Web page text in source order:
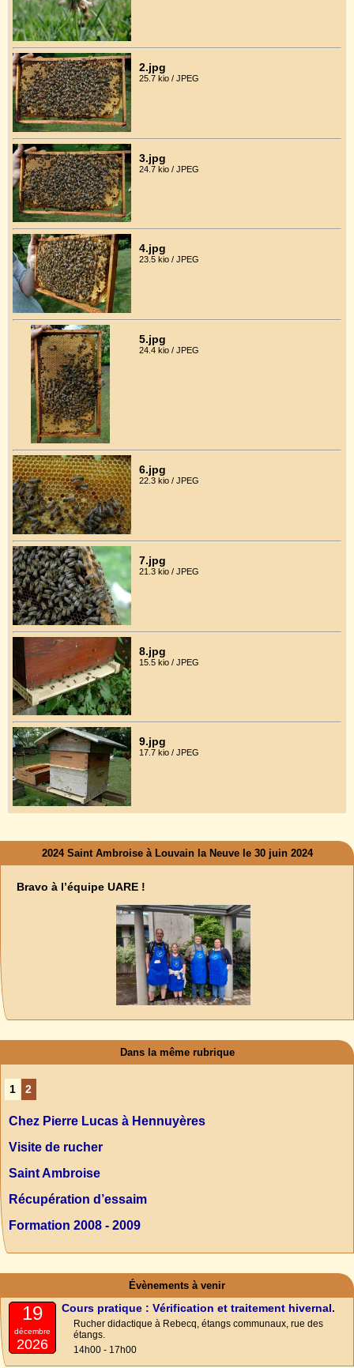
2.jpg
25.7 kio / JPEG
3.jpg
24.7 kio / JPEG
4.jpg
23.5 kio / JPEG
5.jpg
24.4 kio / JPEG
6.jpg
22.3 kio / JPEG
7.jpg
21.3 kio / JPEG
8.jpg
15.5 kio / JPEG
9.jpg
17.7 kio / JPEG
2024 Saint Ambroise à Louvain la Neuve le 30 juin 2024
Bravo à l’équipe UARE !
Dans la même rubrique
1 2
Chez Pierre Lucas à Hennuyères
Visite de rucher
Saint Ambroise
Récupération d’essaim
Formation 2008 - 2009
Évènements à venir
19
décembre
2026
Cours pratique : Vérification et traitement hivernal.
Rucher didactique à Rebecq, étangs communaux, rue des
étangs.
14h00 - 17h00